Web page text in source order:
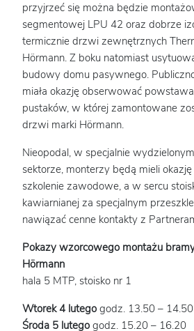
przyjrzeć się można będzie
segmentowej LPU 42 oraz dobrze
termicznie drzwi zewnętrznych
Hörmann. Z boku natomiast
budowy domu pasywnego.
miała okazję obserwować
pustaków, w której zamontowane
drzwi marki Hörmann.
Nieopodal, w specjalnie
sektorze, monterzy będą mieli
szkolenie zawodowe, a w sercu
kawiarnianej za specjalnym
nawiązać cenne kontakty z
Pokazy wzorcowego montażu
Hörmann
hala 5 MTP, stoisko nr 1
Wtorek 4 lutego godz. 13.50 – 14.50
Środa 5 lutego godz. 15.20 – 16.20